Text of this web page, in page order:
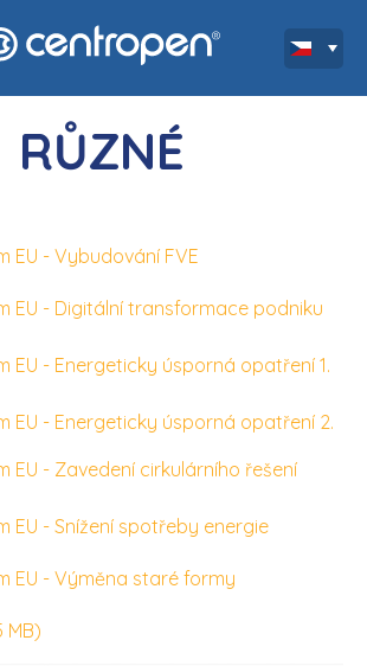
RŮZNÉ
EU - Vybudování FVE
EU - Digitální transformace podniku
EU - Energeticky úsporná opatření 1.
EU - Energeticky úsporná opatření 2.
EU - Zavedení cirkulárního řešení
EU - Snížení spotřeby energie
EU - Výměna staré formy
MB)